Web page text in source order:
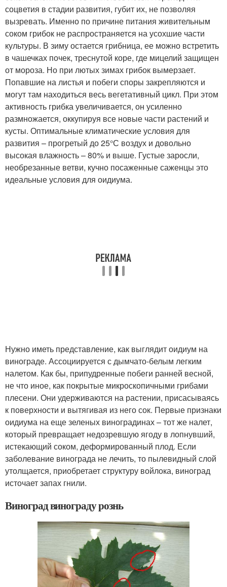
соцветия в стадии развития, губит их, не позволяя
вызревать. Именно по причине питания живительным
соком грибок не распространяется на усохшие части
культуры. В зиму остается грибница, ее можно встретить
в чашечках почек, треснутой коре, где мицелий защищен
от мороза. Но при лютых зимах грибок вымерзает.
Попавшие на листья и побеги споры закрепляются и
могут там находиться весь вегетативный цикл. При этом
активность грибка увеличивается, он усиленно
размножается, оккупируя все новые части растений и
кусты. Оптимальные климатические условия для
развития – прогретый до 25°С воздух и довольно
высокая влажность – 80% и выше. Густые заросли,
необрезанные ветви, кучно посаженные саженцы это
идеальные условия для оидиума.
Нужно иметь представление, как выглядит оидиум на
винограде. Ассоциируется с дымчато-белым легким
налетом. Как бы, припудренные побеги ранней весной,
не что иное, как покрытые микроскопичными грибами
плесени. Они удерживаются на растении, присасываясь
к поверхности и вытягивая из него сок. Первые признаки
оидиума на еще зеленых виноградинах – тот же налет,
который превращает недозревшую ягоду в лопнувший,
истекающий соком, деформированный плод. Если
заболевание винограда не лечить, то пылевидный слой
утолщается, приобретает структуру войлока, виноград
источает запах гнили.
Виноград винограду рознь